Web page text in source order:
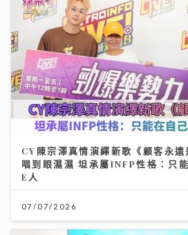
CY陳宗澤真情演繹新歌《顧客永
唱到眼濕濕 坦承屬INFP性格：只
E人
07/07/2026